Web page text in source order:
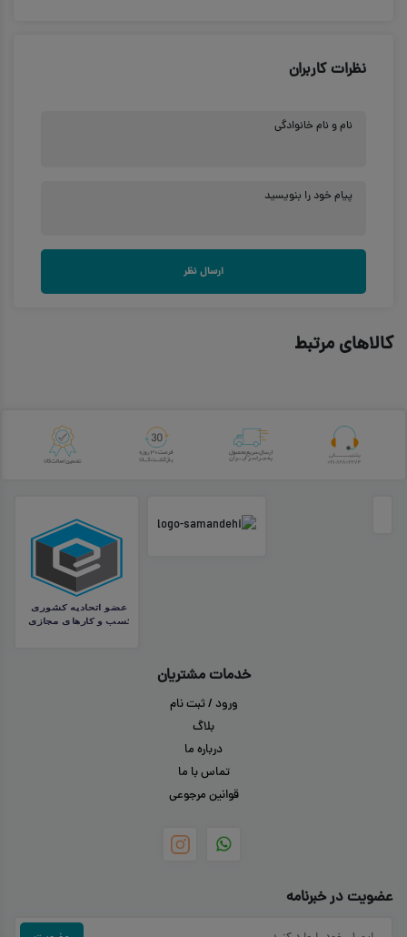
نظرات کاربران
نام و نام خانوادگی
پیام خود را بنویسید
ارسال نظر
کالاهای مرتبط
خدمات مشتریان
ورود / ثبت نام
بلاگ
درباره ما
تماس با ما
قوانین مرجوعی
عضویت در خبرنامه